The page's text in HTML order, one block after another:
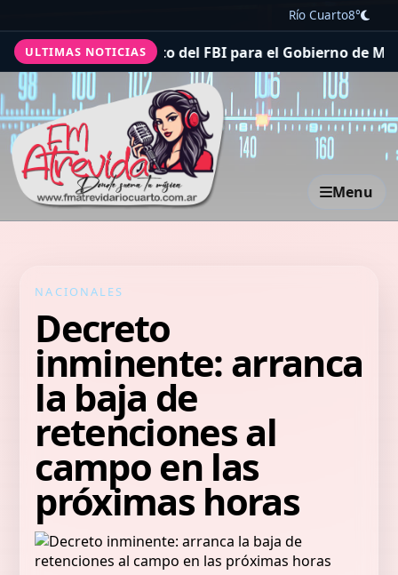
Río Cuarto8°
ULTIMAS NOTICIAS
Otro gesto del FBI para el Gobierno de Milei:
Menu
NACIONALES
Decreto
inminente: arranca
la baja de
retenciones al
campo en las
próximas horas